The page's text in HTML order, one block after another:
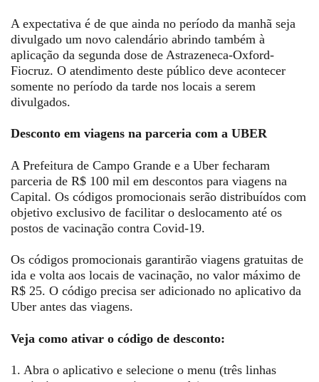
A expectativa é de que ainda no período da manhã seja
divulgado um novo calendário abrindo também à
aplicação da segunda dose de Astrazeneca-Oxford-
Fiocruz. O atendimento deste público deve acontecer
somente no período da tarde nos locais a serem
divulgados.
Desconto em viagens na parceria com a UBER
A Prefeitura de Campo Grande e a Uber fecharam
parceria de R$ 100 mil em descontos para viagens na
Capital. Os códigos promocionais serão distribuídos com
objetivo exclusivo de facilitar o deslocamento até os
postos de vacinação contra Covid-19.
Os códigos promocionais garantirão viagens gratuitas de
ida e volta aos locais de vacinação, no valor máximo de
R$ 25. O código precisa ser adicionado no aplicativo da
Uber antes das viagens.
Veja como ativar o código de desconto:
1. Abra o aplicativo e selecione o menu (três linhas